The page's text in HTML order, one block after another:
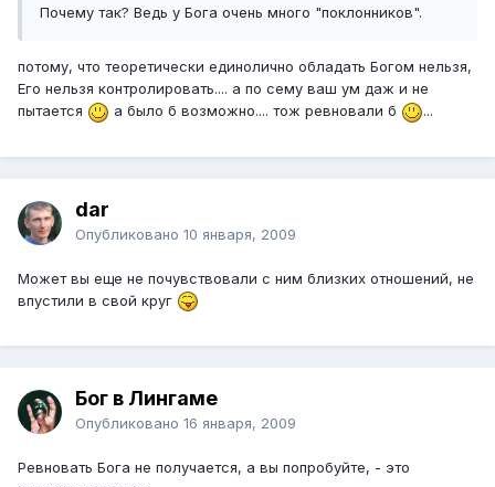
Почему так? Ведь у Бога очень много "поклонников".
потому, что теоретически единолично обладать Богом нельзя,
Его нельзя контролировать.... а по сему ваш ум даж и не
пытается
а было б возможно.... тож ревновали б ...
dar
Опубликовано 10 января, 2009
Может вы еще не почувствовали с ним близких отношений, не
впустили в свой круг
Бог в Лингаме
Опубликовано 16 января, 2009
Ревновать Бога не получается, а вы попробуйте, - это